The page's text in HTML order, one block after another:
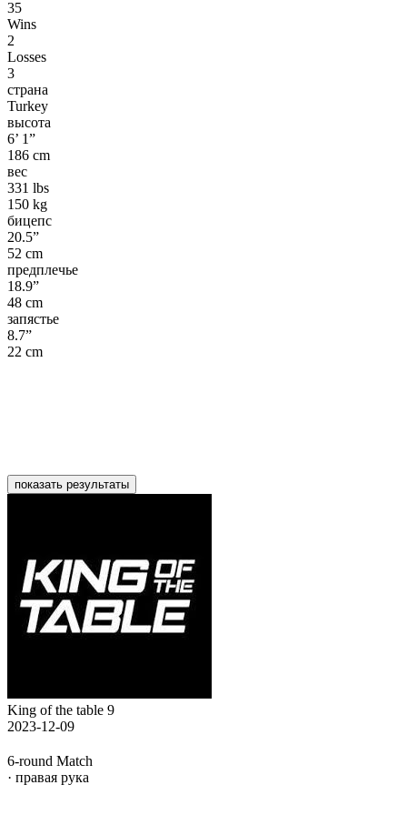
35
Wins
2
Losses
3
страна
Turkey
высота
6’ 1”
186 cm
вес
331 lbs
150 kg
бицепс
20.5”
52 cm
предплечье
18.9”
48 cm
запястье
8.7”
22 cm
показать результаты
King of the table 9
2023-12-09
6-round Match
· правая рука